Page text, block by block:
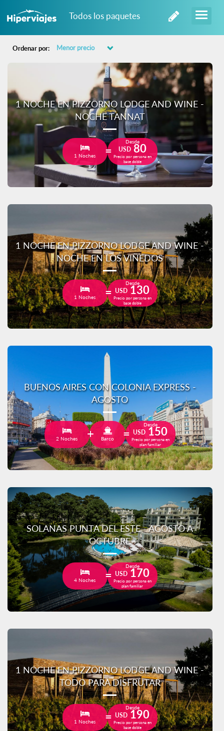
Todos los paquetes
Ordenar por:
1 NOCHE EN PIZZORNO LODGE AND WINE -
NOCHE TANNAT
1 Noches
Desde
USD80
Precio por persona en
base doble
1 NOCHE EN PIZZORNO LODGE AND WINE -
NOCHE EN LOS VIÑEDOS
1 Noches
Desde
USD 130
Precio por persona en
base doble
BUENOS AIRES CON COLONIA EXPRESS -
AGOSTO
2 Noches Barco
Desde
USD 150
Precio por persona en
plan familiar
SOLANAS PUNTA DEL ESTE - AGOSTO A
OCTUBRE
4 Noches
Desde
USD 170
Precio por persona en
plan familiar
1 NOCHE EN PIZZORNO LODGE AND WINE -
TODO PARA DISFRUTAR
1 Noches
Desde
USD 190
Precio por persona en
base doble